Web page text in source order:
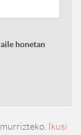
honetan
Ikusi